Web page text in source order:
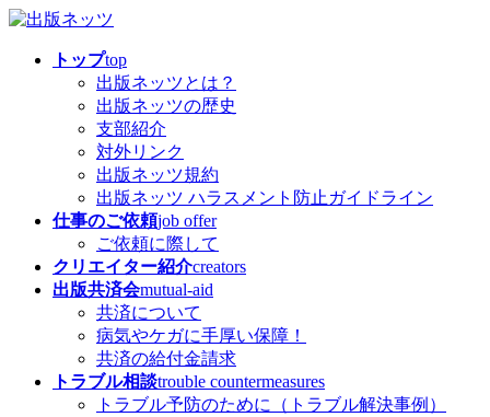
コ
ナ
トップtop
出版ネッツとは？
出版ネッツの歴史
支部紹介
対外リンク
出版ネッツ規約
出版ネッツ ハラスメント防止ガイドライン
仕事のご依頼job offer
ご依頼に際して
クリエイター紹介creators
出版共済会mutual-aid
共済について
病気やケガに手厚い保障！
共済の給付金請求
トラブル相談trouble countermeasures
トラブル予防のために（トラブル解決事例）